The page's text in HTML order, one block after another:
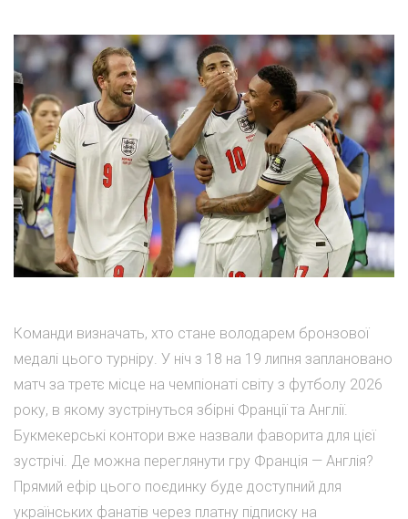
Команди визначать, хто стане володарем бронзової
медалі цього турніру. У ніч з 18 на 19 липня заплановано
матч за третє місце на чемпіонаті світу з футболу 2026
року, в якому зустрінуться збірні Франції та Англії.
Букмекерські контори вже назвали фаворита для цієї
зустрічі. Де можна переглянути гру Франція — Англія?
Прямий ефір цього поєдинку буде доступний для
українських фанатів через платну підписку на